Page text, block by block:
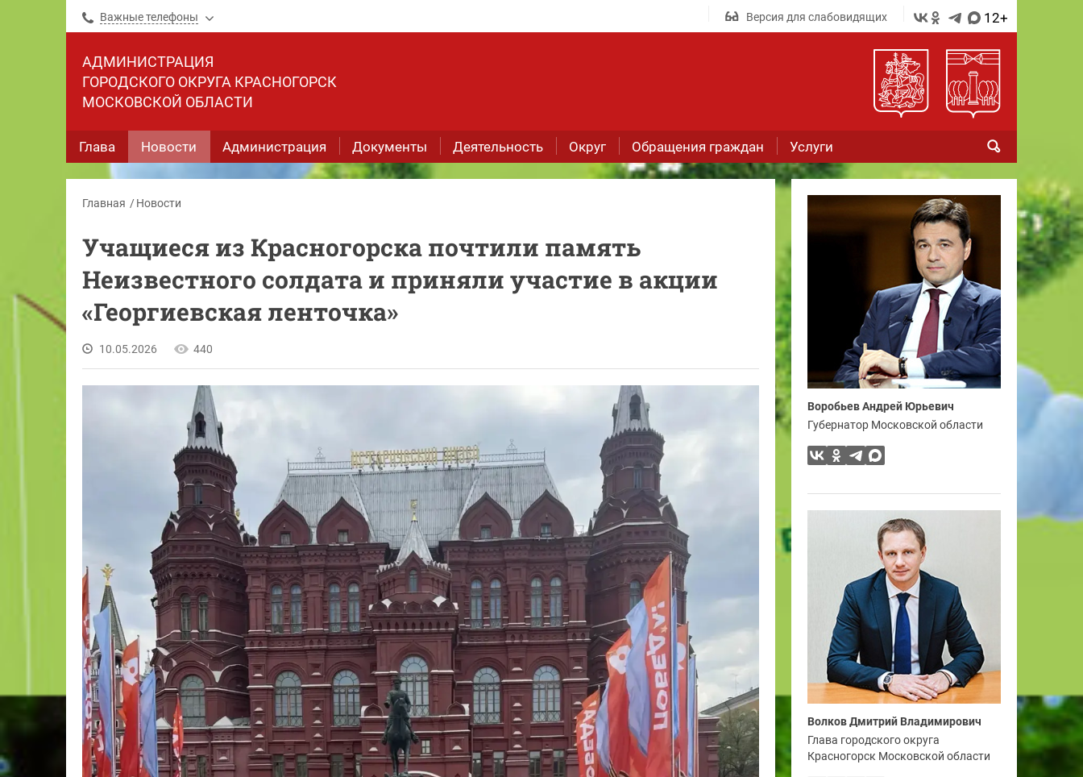
Важные телефоны Версия для слабовидящих 12+
АДМИНИСТРАЦИЯ
ГОРОДСКОГО ОКРУГА КРАСНОГОРСК
МОСКОВСКОЙ ОБЛАСТИ
Глава Новости Администрация Документы Деятельность Округ Обращения граждан Услуги
Главная Новости
Учащиеся из Красногорска почтили память
Неизвестного солдата и приняли участие в акции
«Георгиевская ленточка»
10.05.2026 440
Воробьев Андрей Юрьевич
Губернатор Московской области
Волков Дмитрий Владимирович
Глава городского округа
Красногорск Московской области